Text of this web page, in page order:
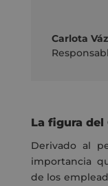
Carlota
La figura
Derivado al
importancia
de los